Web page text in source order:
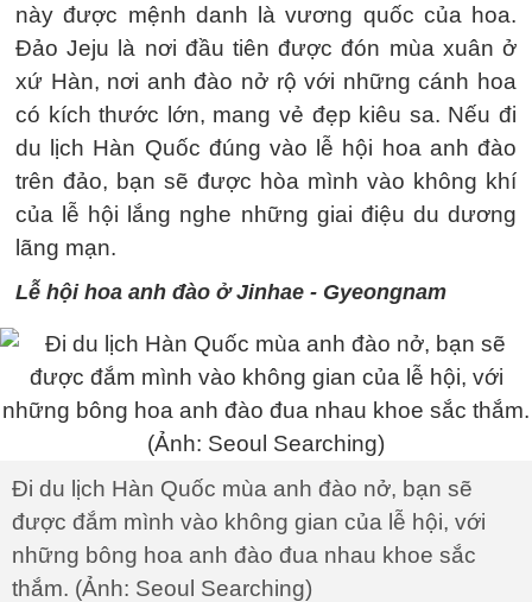
này được mệnh danh là vương quốc của hoa.
Đảo Jeju là nơi đầu tiên được đón mùa xuân ở
xứ Hàn, nơi anh đào nở rộ với những cánh hoa
có kích thước lớn, mang vẻ đẹp kiêu sa. Nếu đi
du lịch Hàn Quốc đúng vào lễ hội hoa anh đào
trên đảo, bạn sẽ được hòa mình vào không khí
của lễ hội lắng nghe những giai điệu du dương
lãng mạn.
Lễ hội hoa anh đào ở Jinhae - Gyeongnam
Đi du lịch Hàn Quốc mùa anh đào nở, bạn sẽ
được đắm mình vào không gian của lễ hội, với
những bông hoa anh đào đua nhau khoe sắc
thắm. (Ảnh: Seoul Searching)